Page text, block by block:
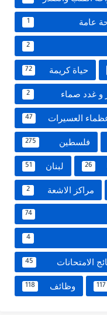
عامة 1
2
حياة كريمة 72
و غدد صماء 2
العسيرات 47
فلسطين 275
26 لبنان 51
مراكز الاشعة 2
74
4
الامتحانات 45
117 وظائف 118